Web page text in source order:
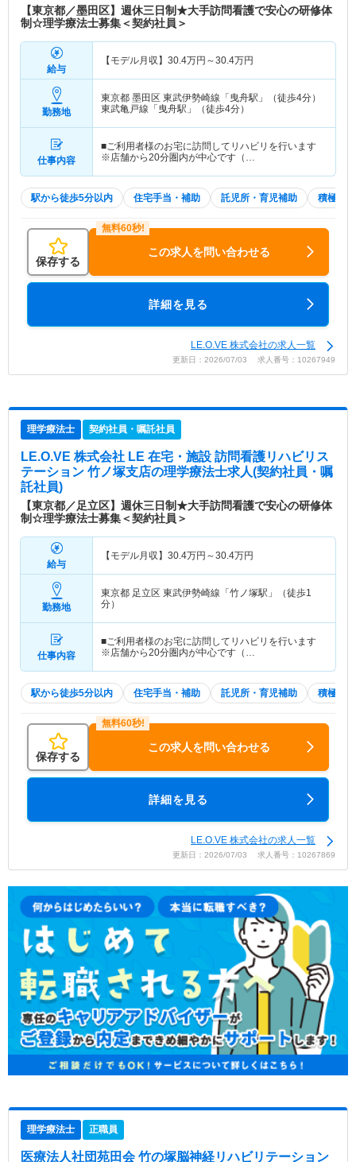
【東京都／墨田区】週休三日制★大手訪問看護で安心の研修体
制☆理学療法士募集＜契約社員＞
給与
【モデル月収】 30.4万円～30.4万円
勤務地
東京都 墨田区 東武伊勢崎線「曳舟駅」（徒歩4分）
東武亀戸線「曳舟駅」（徒歩4分）
仕事内容
■ご利用者様のお宅に訪問してリハビリを行います
※店舗から20分圏内が中心です（…
駅から徒歩5分以内 住宅手当・補助 託児所・育児補助 積極採
保存する
この求人を問い合わせる
詳細を見る
LE.O.VE 株式会社の求人一覧
更新日：2026/07/03 求人番号：10267949
理学療法士 契約社員・嘱託社員
LE.O.VE 株式会社 LE 在宅・施設 訪問看護リハビリス
テーション 竹ノ塚支店の理学療法士求人(契約社員・嘱
託社員)
【東京都／足立区】週休三日制★大手訪問看護で安心の研修体
制☆理学療法士募集＜契約社員＞
給与
【モデル月収】 30.4万円～30.4万円
勤務地
東京都 足立区 東武伊勢崎線「竹ノ塚駅」（徒歩1
分）
仕事内容
■ご利用者様のお宅に訪問してリハビリを行います
※店舗から20分圏内が中心です（…
駅から徒歩5分以内 住宅手当・補助 託児所・育児補助 積極採
保存する
この求人を問い合わせる
詳細を見る
LE.O.VE 株式会社の求人一覧
更新日：2026/07/03 求人番号：10267869
理学療法士 正職員
医療法人社団苑田会 竹の塚脳神経リハビリテーション